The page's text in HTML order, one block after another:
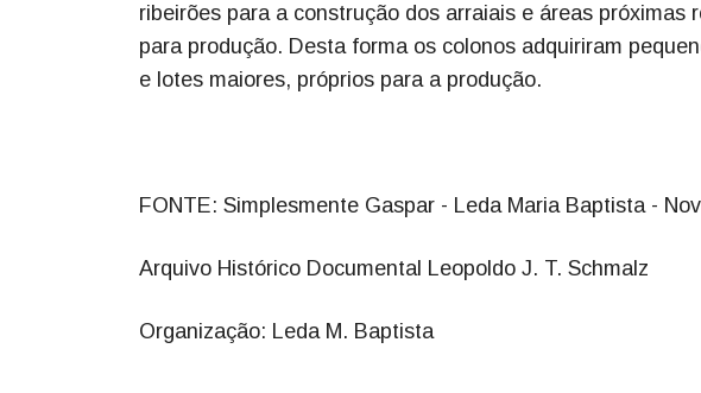
ribeirões para a construção dos arraiais e áreas próximas
para produção. Desta forma os colonos adquiriram
e lotes maiores, próprios para a produção.
FONTE: Simplesmente Gaspar - Leda Maria Baptista -
Arquivo Histórico Documental Leopoldo J. T. Schmalz
Organização: Leda M. Baptista